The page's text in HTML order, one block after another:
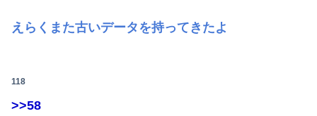
えらくまた古いデータを持ってきたよ
118
>>58